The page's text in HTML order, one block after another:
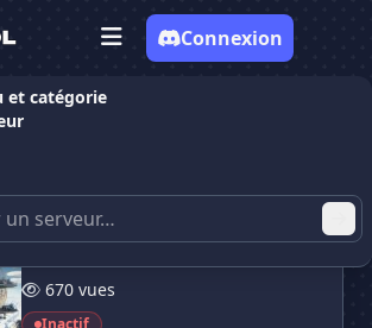
et catégorie
Connexion
Discord RolePlay
670 vues
Inactif